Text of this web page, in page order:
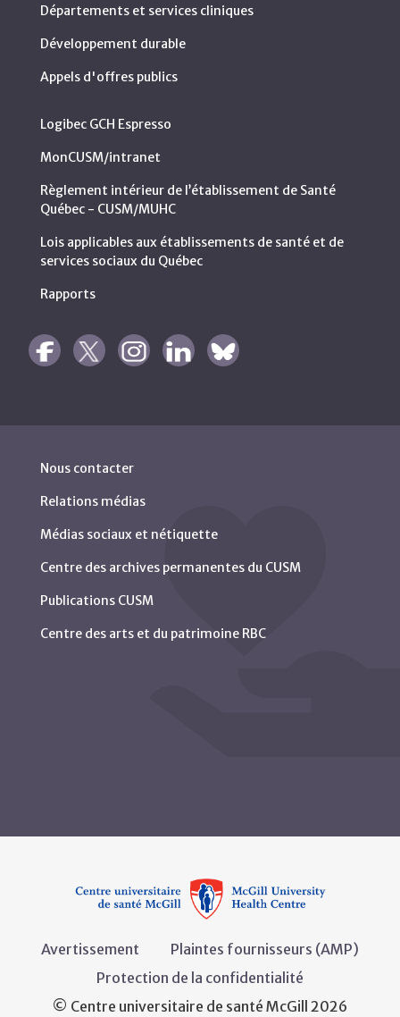
Départements et services cliniques
Développement durable
Appels d'offres publics
Logibec GCH Espresso
MonCUSM/intranet
Règlement intérieur de l’établissement de Santé
Québec - CUSM/MUHC
Lois applicables aux établissements de santé et de
services sociaux du Québec
Rapports
Nous contacter
Relations médias
Médias sociaux et nétiquette
Centre des archives permanentes du CUSM
Publications CUSM
Centre des arts et du patrimoine RBC
Avertissement
Plaintes fournisseurs (AMP)
Protection de la confidentialité
© Centre universitaire de santé McGill 2026